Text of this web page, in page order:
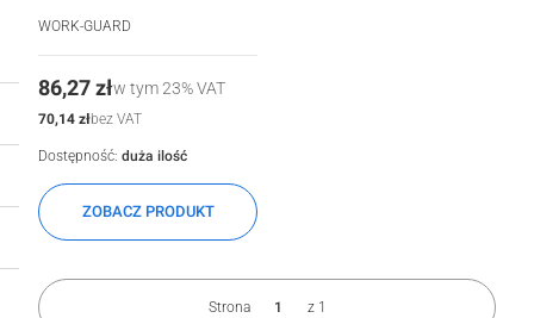
WORK-GUARD
Cena
86,27 złw tym23%VAT
Cena
70,14 złbez VAT
ZOBACZ PRODUKT
Dostępność: duża ilość
Strona z 1